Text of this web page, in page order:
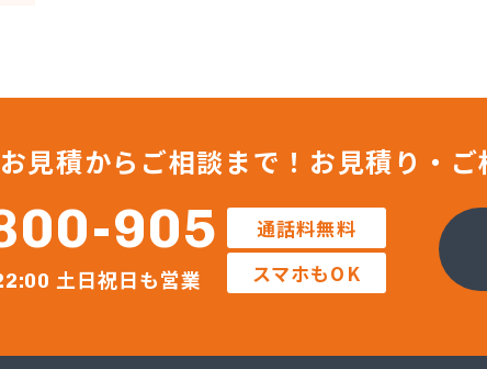
ガステックサービス株式会社 知立営業所
ガステックサービス株式会社 豊川営業所
カナダプロパン有限会社
かね安商店
カネ庄津島店
コメリン
ジェイエイ・トービス株式会社 ガス課
見積からご相談まで！ お見積り・ご
905
土日祝日も営業
通話料無料
スマホもOK